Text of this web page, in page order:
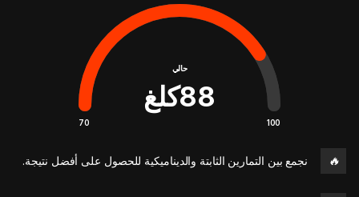
حالي
88كلغ
100
70
🔥 نجمع بين التمارين الثابتة والديناميكية للحصول على أفضل نتيجة.